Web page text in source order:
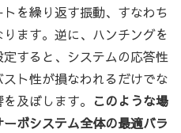
を繰り返す振動、すなわち
ます。逆に、ハンチングを
すると、システムの応答性
ト性が損なわれるだけでな
及ぼします。 このような場
ボシステム全体の最適バラ